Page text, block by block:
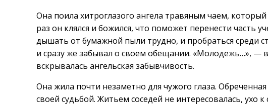
Она поила хитроглазого ангела травяным чаем,
раз он клялся и божился, что поможет перенести часть
дышать от бумажной пыли трудно, и пробраться среди
и сразу же забывал о своем обещании. «Молодежь…», —
вскрывалась ангельская забывчивость.
Она жила почти незаметно для чужого глаза.
своей судьбой. Житьем соседей не интересовалась, ухо